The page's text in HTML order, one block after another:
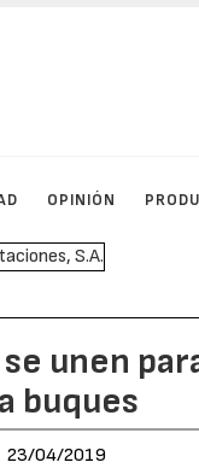
OPINIÓN
se unen
buques
23/04/2019